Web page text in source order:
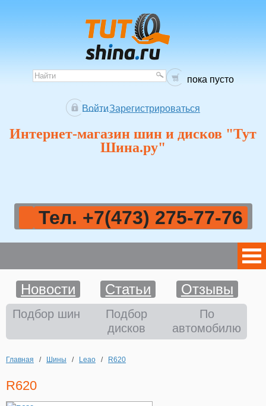
пока пусто
Зарегистрироваться
Войти
Интернет-магазин шин и дисков "Тут
Шина.ру"
Тел. +7(473) 275-77-76
Шины
Диски
Аккумуляторы
Аксессуары
Новости Статьи Отзывы
Подбор шин
Подбор
дисков
По
автомобилю
Главная / Шины / Leao / R620
R620